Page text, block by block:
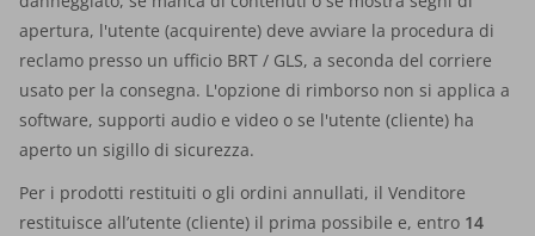
apertura, l'utente (acquirente) deve avviare la procedura di
reclamo presso un ufficio BRT / GLS, a seconda del corriere
usato per la consegna. L'opzione di rimborso non si applica a
software, supporti audio e video o se l'utente (cliente) ha
aperto un sigillo di sicurezza.
Per i prodotti restituiti o gli ordini annullati, il Venditore
restituisce all’utente (cliente) il prima possibile e, entro 14